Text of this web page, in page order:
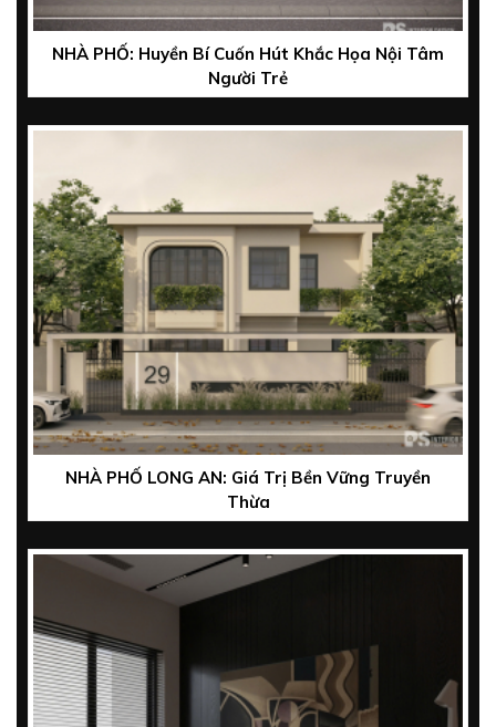
NHÀ PHỐ: Huyền Bí Cuốn Hút Khắc Họa Nội Tâm
Người Trẻ
NHÀ PHỐ LONG AN: Giá Trị Bền Vững Truyền
Thừa